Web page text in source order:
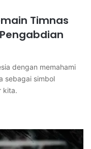
Timnas
dengan memahami
sebagai simbol
kita.